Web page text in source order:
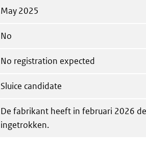
May 2025
No
No registration expected
Sluice candidate
De fabrikant heeft in februari 2026
ingetrokken.